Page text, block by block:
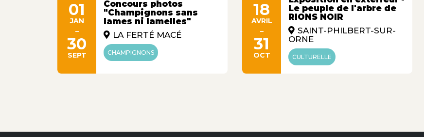
01
JAN
-
30
SEPT
Concours photos
"Champignons sans
lames ni lamelles"
LA FERTÉ MACÉ
CHAMPIGNONS
18
AVRIL
-
31
OCT
Le peuple de l'arbre de
RIONS NOIR
SAINT-PHILBERT-SUR-
ORNE
CULTURELLE